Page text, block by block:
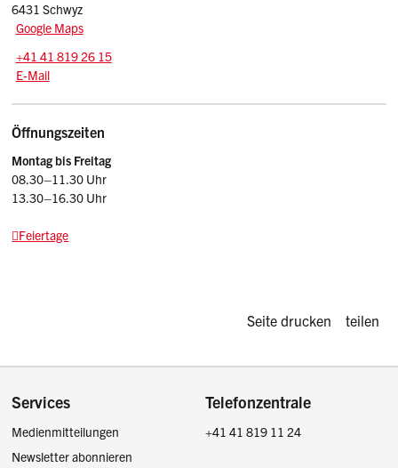
6431 Schwyz
Google Maps
Tel.:
+41 41 819 26 15
E-Mail: stk
E-Mail
Öffnungszeiten
Montag bis Freitag
08.30–11.30 Uhr
13.30–16.30 Uhr
Feiertage
Diese Seite
Seite drucken teilen
Footer
Services
Medienmitteilungen
Newsletter abonnieren
Telefonzentrale
+41 41 819 11 24